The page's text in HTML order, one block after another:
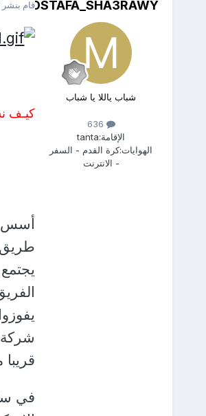
MOSTAFA_SHA3RAWY
شباب ياللا يا شباب
الإقامة:tanta
الهوايات:كرة القدم - السفر
- الانترنت
قام بنشر
كيـف
طريق
شركة